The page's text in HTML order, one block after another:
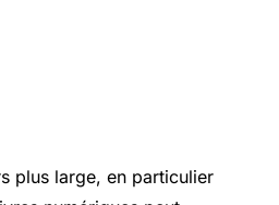
plus large, en particulier